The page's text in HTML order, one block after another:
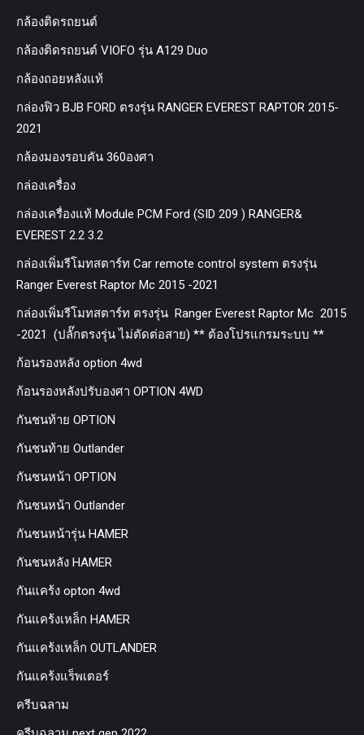
กล้องติดรถยนต์
กล้องติดรถยนต์ VIOFO รุ่น A129 Duo
กล้องถอยหลังแท้
กล่องฟิว BJB FORD ตรงรุ่น RANGER EVEREST RAPTOR 2015-
2021
กล้องมองรอบคัน 360องศา
กล่องเครื่อง
กล่องเครื่องแท้ Module PCM Ford (SID 209 ) RANGER&
EVEREST 2.2 3.2
กล่องเพิ่มรีโมทสตาร์ท Car remote control system ตรงรุ่น
Ranger Everest Raptor Mc 2015 -2021
กล่องเพิ่มรีโมทสตาร์ท ตรงรุ่น Ranger Everest Raptor Mc 2015
-2021 (ปลั๊กตรงรุ่น ไม่ตัดต่อสาย) ** ต้องโปรแกรมระบบ **
ก้อนรองหลัง option 4wd
ก้อนรองหลังปรับองศา OPTION 4WD
กันชนท้าย OPTION
กันชนท้าย Outlander
กันชนหน้า OPTION
กันชนหน้า Outlander
กันชนหน้ารุ่น HAMER
กันชนหลัง HAMER
กันแคร้ง opton 4wd
กันแคร้งเหล็ก HAMER
กันแคร้งเหล็ก OUTLANDER
กันแคร้งแร็พเตอร์
ครีบฉลาม